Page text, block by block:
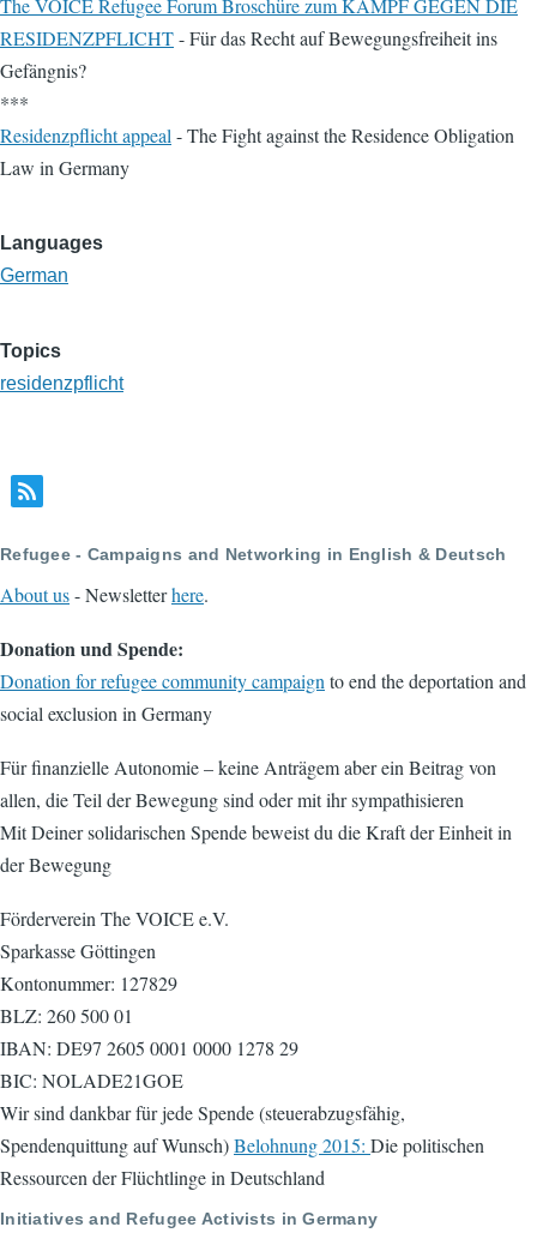
The VOICE Refugee Forum Broschüre zum KAMPF GEGEN DIE
RESIDENZPFLICHT- Für das Recht auf Bewegungsfreiheit ins
Gefängnis?
***
Residenzpflicht appeal - The Fight against the Residence Obligation
Law in Germany
Languages
German
Topics
residenzpflicht
Refugee - Campaigns and Networking in English & Deutsch
About us- Newsletterhere.
Donation und Spende:
Donation for refugee community campaignto end the deportation and
social exclusion in Germany
Für finanzielle Autonomie – keine Anträgem aber ein Beitrag von
allen, die Teil der Bewegung sind oder mit ihr sympathisieren
Mit Deiner solidarischen Spende beweist du die Kraft der Einheit in
der Bewegung
Förderverein The VOICE e.V.
Sparkasse Göttingen
Kontonummer: 127829
BLZ: 260 500 01
IBAN: DE97 2605 0001 0000 1278 29
BIC: NOLADE21GOE
Wir sind dankbar für jede Spende (steuerabzugsfähig,
Spendenquittung auf Wunsch)Belohnung 2015: Die politischen
Ressourcen der Flüchtlinge in Deutschland
Initiatives and Refugee Activists in Germany